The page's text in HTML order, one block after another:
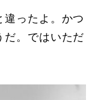
違ったよ。かつ
だ。ではいただ